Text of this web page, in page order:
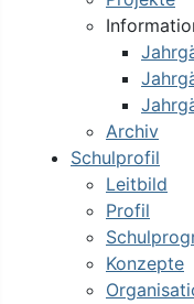
Archiv
Schulprofil
Leitbild
Profil
Konzepte